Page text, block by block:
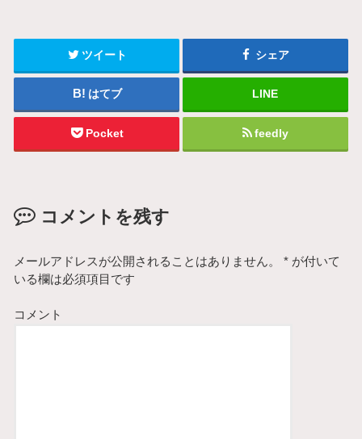
ツイート シェア
はてブ LINE
Pocket feedly
コメントを残す
メールアドレスが公開されることはありません。 * が付いて
いる欄は必須項目です
コメント